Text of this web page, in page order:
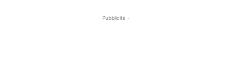
- Pubblicità -